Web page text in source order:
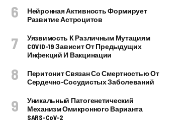
Нейронная Активность Формирует
Развитие Астроцитов
Уязвимость К Различным Мутациям
COVID-19 Зависит От Предыдущих
Инфекций И Вакцинации
Перитонит Связан Со Смертностью От
Сердечно-Сосудистых Заболеваний
Уникальный Патогенетический
Механизм Омикронного Варианта
SARS-CoV-2